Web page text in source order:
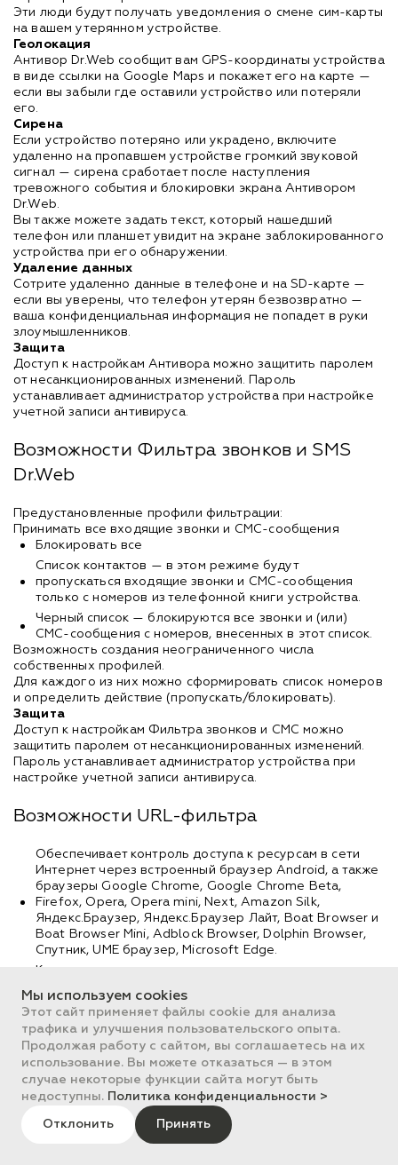
Эти люди будут получать уведомления о смене сим-карты
на вашем утерянном устройстве.
Геолокация
Антивор Dr.Web сообщит вам GPS-координаты устройства
в виде ссылки на Google Maps и покажет его на карте —
если вы забыли где оставили устройство или потеряли
его.
Сирена
Если устройство потеряно или украдено, включите
удаленно на пропавшем устройстве громкий звуковой
сигнал — сирена сработает после наступления
тревожного события и блокировки экрана Антивором
Dr.Web.
Вы также можете задать текст, который нашедший
телефон или планшет увидит на экране заблокированного
устройства при его обнаружении.
Удаление данных
Сотрите удаленно данные в телефоне и на SD-карте —
если вы уверены, что телефон утерян безвозвратно —
ваша конфиденциальная информация не попадет в руки
злоумышленников.
Защита
Доступ к настройкам Антивора можно защитить паролем
от несанкционированных изменений. Пароль
устанавливает администратор устройства при настройке
учетной записи антивируса.
Возможности Фильтра звонков и SMS
Dr.Web
Предустановленные профили фильтрации:
Принимать все входящие звонки и СМС-сообщения
Блокировать все
Список контактов — в этом режиме будут
пропускаться входящие звонки и СМС-сообщения
только с номеров из телефонной книги устройства.
Черный список — блокируются все звонки и (или)
СМС-сообщения с номеров, внесенных в этот список.
Возможность создания неограниченного числа
собственных профилей.
Для каждого из них можно сформировать список номеров
и определить действие (пропускать/блокировать).
Защита
Доступ к настройкам Фильтра звонков и СМС можно
защитить паролем от несанкционированных изменений.
Пароль устанавливает администратор устройства при
настройке учетной записи антивируса.
Возможности URL-фильтра
Обеспечивает контроль доступа к ресурсам в сети
Интернет через встроенный браузер Android, а также
браузеры Google Chrome, Google Chrome Beta,
Firefox, Opera, Opera mini, Next, Amazon Silk,
Яндекс.Браузер, Яндекс.Браузер Лайт, Boat Browser и
Boat Browser Mini, Adblock Browser, Dolphin Browser,
Спутник, UME браузер, Microsoft Edge.
Контролирует доступ к нежелательным и опасным
Белые и Черные списки ресурсов, доступ к которым
разрешается или блокируется вне зависимости от
остальных настроек URL-фильтра
Он особенно полезен, если устройством пользуется
ребенок, который пока еще не осознает опасности
посещения тех или иных ресурсов.
Доступ к настройкам URL-фильтра можно защитить
паролем от несанкционированных изменений. Пароль
устанавливает администратор устройства при настройке
Мы используем cookies
Этот сайт применяет файлы cookie для анализа
трафика и улучшения пользовательского опыта.
Продолжая работу с сайтом, вы соглашаетесь на их
использование. Вы можете отказаться — в этом
случае некоторые функции сайта могут быть
недоступны. Политика конфиденциальности >
Отклонить Принять